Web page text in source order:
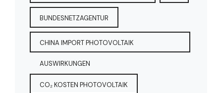
BUNDESNETZAGENTUR
CHINA IMPORT PHOTOVOLTAIK
AUSWIRKUNGEN
CO₂ KOSTEN PHOTOVOLTAIK